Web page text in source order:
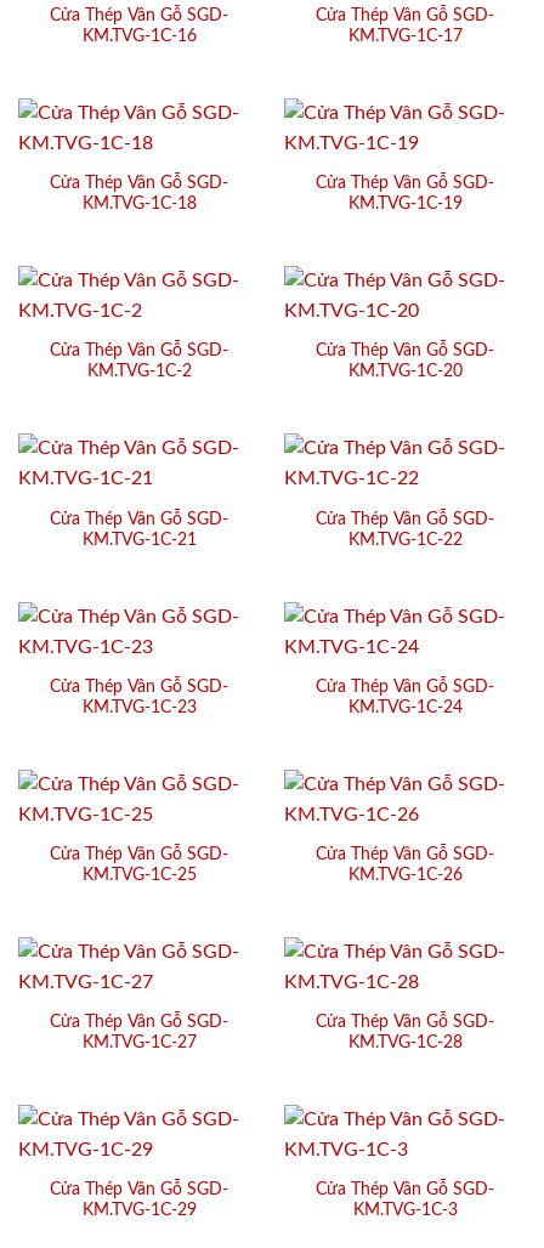
Cửa Thép Vân Gỗ SGD-
KM.TVG-1C-16
Cửa Thép Vân Gỗ SGD-
KM.TVG-1C-17
Cửa Thép Vân Gỗ SGD-
KM.TVG-1C-18
Cửa Thép Vân Gỗ SGD-
KM.TVG-1C-19
Cửa Thép Vân Gỗ SGD-
KM.TVG-1C-2
Cửa Thép Vân Gỗ SGD-
KM.TVG-1C-20
Cửa Thép Vân Gỗ SGD-
KM.TVG-1C-21
Cửa Thép Vân Gỗ SGD-
KM.TVG-1C-22
Cửa Thép Vân Gỗ SGD-
KM.TVG-1C-23
Cửa Thép Vân Gỗ SGD-
KM.TVG-1C-24
Cửa Thép Vân Gỗ SGD-
KM.TVG-1C-25
Cửa Thép Vân Gỗ SGD-
KM.TVG-1C-26
Cửa Thép Vân Gỗ SGD-
KM.TVG-1C-27
Cửa Thép Vân Gỗ SGD-
KM.TVG-1C-28
Cửa Thép Vân Gỗ SGD-
KM.TVG-1C-29
Cửa Thép Vân Gỗ SGD-
KM.TVG-1C-3